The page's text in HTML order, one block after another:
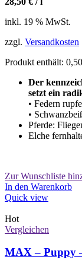
inkl. 19 % MwSt.
zzgl. Versandkosten
Produkt enthält:
Der
setzt ein
• Federn
•
Pferde:
Elche
Zur Wunschliste
In den Warenkorb
Quick view
Hot
Vergleichen
MAX – Puppy